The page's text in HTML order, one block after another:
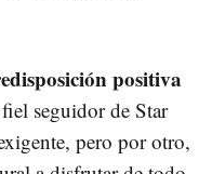
positiva
seguidor de Star
pero por otro,